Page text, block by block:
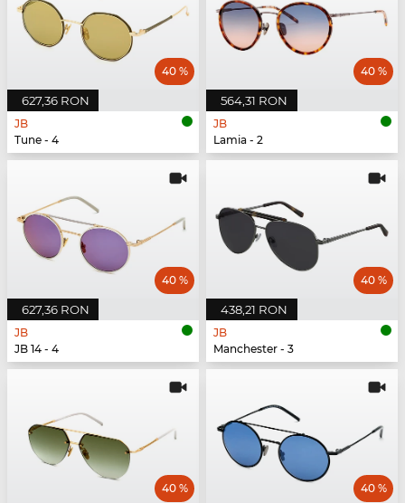
627,36 RON
40 %
JB
Tune - 4
564,31 RON
40 %
JB
Lamia - 2
627,36 RON
40 %
JB
JB 14 - 4
438,21 RON
40 %
JB
Manchester - 3
40 % 40 %